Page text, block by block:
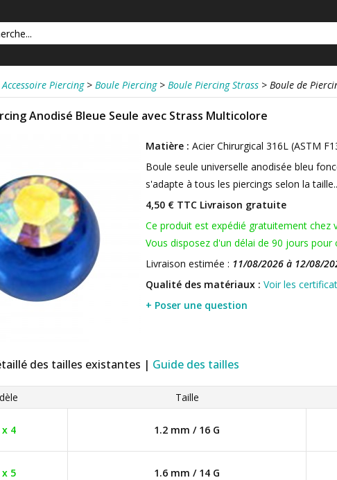
Accessoire Piercing > Boule Piercing > Boule Piercing Strass > Boule de
Anodisé Bleue Seule avec Strass Multicolore
Matière : Acier Chirurgical 316L (ASTM
Boule seule universelle anodisée bleu
s'adapte à tous les piercings selon la
4,50 € TTC Livraison gratuite
Ce produit est expédié gratuitement chez
Vous disposez d'un délai de 90 jours pour
Livraison estimée : 11/08/2026 à 12/08/
Qualité des matériaux : Voir les
+ Poser une question
des tailles existantes | Guide des tailles
Taille
x 4 1.2 mm / 16 G
x 5 1.6 mm / 14 G